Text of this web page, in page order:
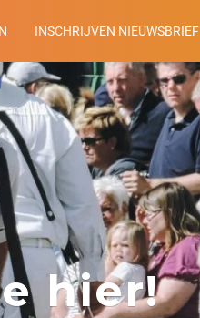
INSCHRIJVEN NIEUWSBRIEF
hier!